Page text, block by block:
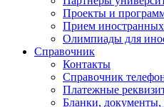
Проекты и
Прием
Олимпиады для
Справочник
Контакты
Справочник
Платежные
Бланки,